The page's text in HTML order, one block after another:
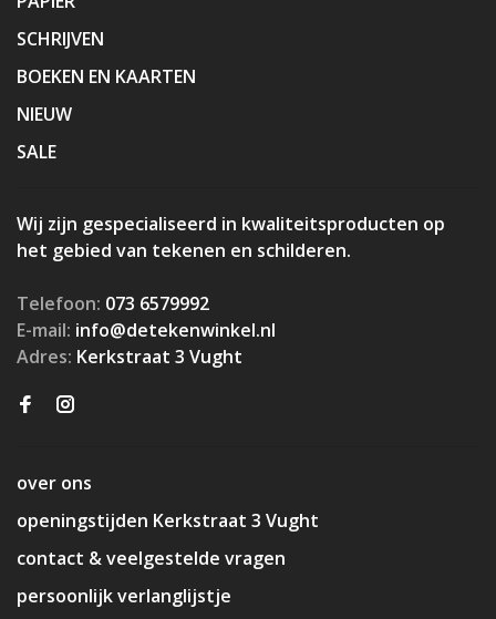
SCHRIJVEN
BOEKEN EN KAARTEN
NIEUW
SALE
Wij zijn gespecialiseerd in kwaliteitsproducten op
het gebied van tekenen en schilderen.
Telefoon: 073 6579992
E-mail: info@detekenwinkel.nl
Adres: Kerkstraat 3 Vught
over ons
openingstijden Kerkstraat 3 Vught
contact & veelgestelde vragen
persoonlijk verlanglijstje